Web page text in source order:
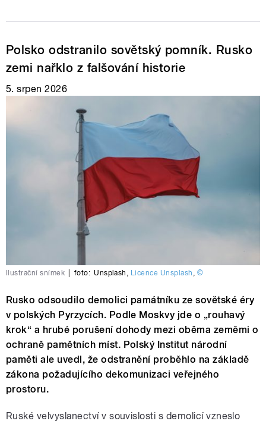
Polsko odstranilo sovětský pomník. Rusko
zemi nařklo z falšování historie
5. srpen 2026
Ilustrační snímek foto: Unsplash , Licence Unsplash , ©
Rusko odsoudilo demolici památníku ze sovětské éry
v polských Pyrzycích. Podle Moskvy jde o „rouhavý
krok“ a hrubé porušení dohody mezi oběma zeměmi o
ochraně pamětních míst. Polský Institut národní
paměti ale uvedl, že odstranění proběhlo na základě
zákona požadujícího dekomunizaci veřejného
prostoru.
Ruské velvyslanectví v souvislosti s demolicí vzneslo